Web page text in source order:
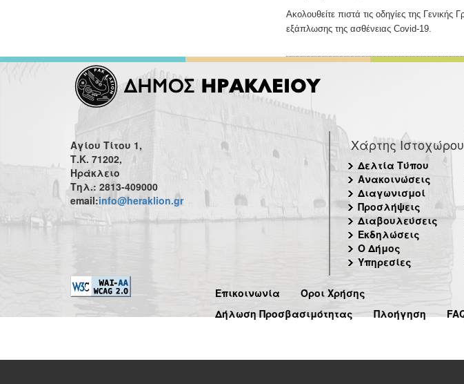
Ακολουθείτε πιστά τις οδηγίες της Γενικής
εξάπλωσης της ασθένειας Covid-19.
Αγίου Τίτου 1,
Τ.Κ. 71202,
Ηράκλειο
Τηλ.: 2813-409000
email:info@heraklion.gr
Χάρτης Ιστοχώρου
Δελτία Τύπου
Ανακοινώσεις
Διαγωνισμοί
Προσλήψεις
Διαβουλεύσεις
Εκδηλώσεις
Ο Δήμος
Υπηρεσίες
Επικοινωνία
Όροι Χρήσης
Δήλωση Προσβασιμότητας
Πλοήγηση